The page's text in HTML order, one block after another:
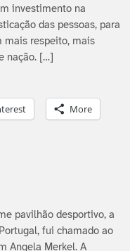
investimento na
das pessoas, para
mais respeito, mais
nação. […]
More
pavilhão desportivo, a
fui chamado ao
Angela Merkel. A